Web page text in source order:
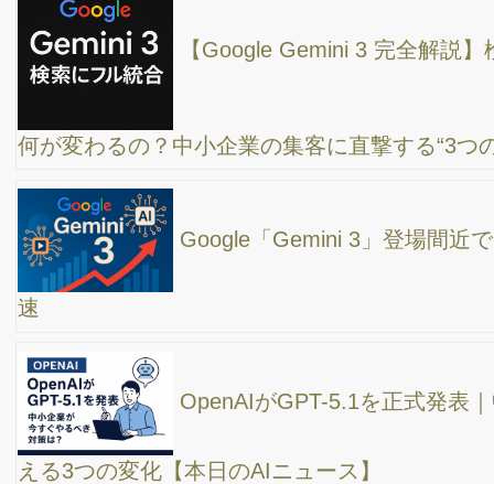
【WEB集客のコンサルティング事例】SEO対策、
SNS、Googleビジネスプロフィール、YouTube、ホームページ、
Google広告
YouTube集客成功の秘訣は諦めない事！
初心者でもできる！ホームページでお客様を引き
つける方法/ ホームページ集客/ホームページ作り方/高橋真樹
そもペルソナとは？マブだち戦略について解説！情報発信の方
法、SNSの使い方。
【初心者向け】チャットGPTはWEB集客のどんな